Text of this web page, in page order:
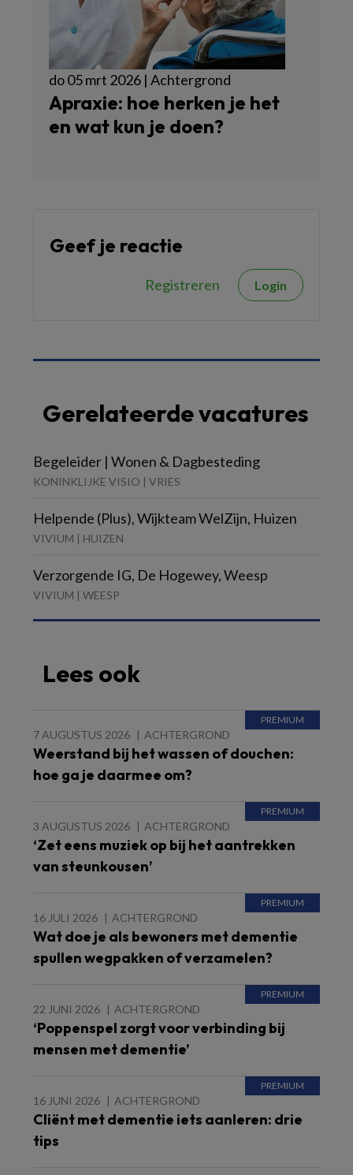
do 05 mrt 2026 | Achtergrond
Apraxie: hoe herken je het
en wat kun je doen?
Geef je reactie
Registreren Login
Gerelateerde vacatures
Begeleider | Wonen & Dagbesteding
KONINKLIJKE VISIO | VRIES
Helpende (Plus), Wijkteam WelZijn, Huizen
VIVIUM | HUIZEN
Verzorgende IG, De Hogewey, Weesp
VIVIUM | WEESP
Lees ook
7 AUGUSTUS 2026 ACHTERGROND
Weerstand bij het wassen of douchen:
hoe ga je daarmee om?
3 AUGUSTUS 2026 ACHTERGROND
‘Zet eens muziek op bij het aantrekken
van steunkousen’
16 JULI 2026 ACHTERGROND
Wat doe je als bewoners met dementie
spullen wegpakken of verzamelen?
22 JUNI 2026 ACHTERGROND
‘Poppenspel zorgt voor verbinding bij
mensen met dementie’
16 JUNI 2026 ACHTERGROND
Cliënt met dementie iets aanleren: drie
tips